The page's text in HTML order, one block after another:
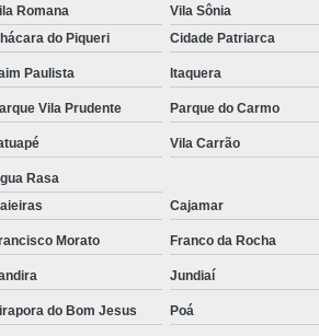
Romana Vila Sônia
do Piqueri Cidade Patriarca
Paulista Itaquera
Vila Prudente Parque do Carmo
Vila Carrão
Rasa
Cajamar
Morato Franco da Rocha
Jundiaí
do Bom Jesus Poá